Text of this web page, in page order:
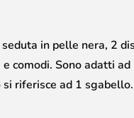
in pelle nera, 2
comodi. Sono adatti ad
riferisce ad 1 sgabello.